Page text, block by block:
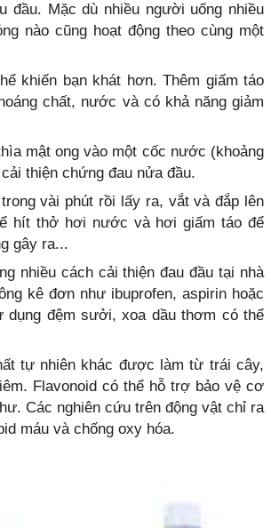
đầu. Mặc dù nhiều người uống nhiều
nào cũng hoạt động theo cùng một
khiến bạn khát hơn. Thêm giấm táo
chất, nước và có khả năng giảm
mật ong vào một cốc nước (khoảng
thiện chứng đau nửa đầu.
vài phút rồi lấy ra, vắt và đắp lên
hít thở hơi nước và hơi giấm táo để
gây ra...
nhiều cách cải thiện đau đầu tại nhà
kê đơn như ibuprofen, aspirin hoặc
dụng đệm sưởi, xoa dầu thơm có thể
tự nhiên khác được làm từ trái cây,
Flavonoid có thể hỗ trợ bảo vệ cơ
Các nghiên cứu trên động vật chỉ ra
máu và chống oxy hóa.